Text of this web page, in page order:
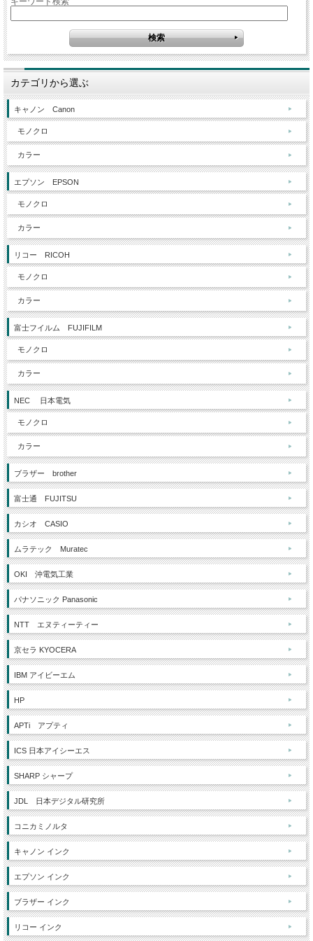
カテゴリから選ぶ
キャノン Canon
モノクロ
カラー
エプソン EPSON
モノクロ
カラー
リコー RICOH
モノクロ
カラー
富士フイルム FUJIFILM
モノクロ
カラー
NEC 日本電気
モノクロ
カラー
ブラザー brother
富士通 FUJITSU
カシオ CASIO
ムラテック Muratec
OKI 沖電気工業
パナソニック Panasonic
NTT エヌティーティー
京セラ KYOCERA
IBM アイビーエム
HP
APTi アプティ
ICS 日本アイシーエス
SHARP シャープ
JDL 日本デジタル研究所
コニカミノルタ
キャノン インク
エプソン インク
ブラザー インク
リコー インク